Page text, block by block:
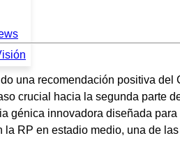
una recomendación positiva
crucial hacia la segunda parte
génica innovadora diseñada
la RP en estadio medio, una de